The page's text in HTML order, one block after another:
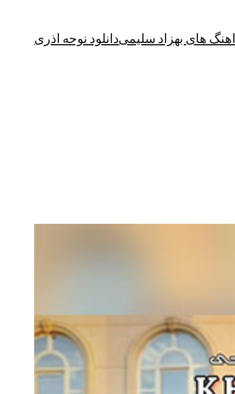
اهنگ های بهزاد سلیمیدانلود نوحه اذری